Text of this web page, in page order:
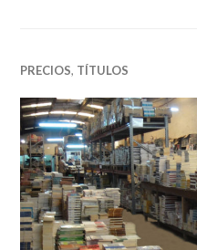
PRECIOS, TÍTULOS